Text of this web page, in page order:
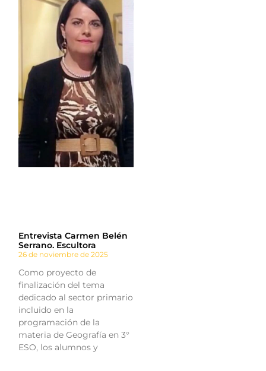
Entrevista Carmen Belén
Serrano. Escultora
26 de noviembre de 2025
Como proyecto de
finalización del tema
dedicado al sector primario
incluido en la
programación de la
materia de Geografía en 3°
ESO, los alumnos y